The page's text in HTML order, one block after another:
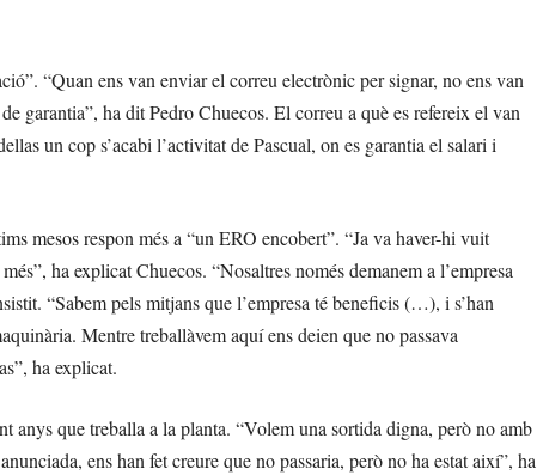
“Quan ens van enviar el correu electrònic per signar, no ens van
garantia”, ha dit Pedro Chuecos. El correu a què es refereix el van
un cop s’acabi l’activitat de Pascual, on es garantia el salari i
mesos respon més a “un ERO encobert”. “Ja va haver-hi vuit
ha explicat Chuecos. “Nosaltres només demanem a l’empresa
“Sabem pels mitjans que l’empresa té beneficis (…), i s’han
Mentre treballàvem aquí ens deien que no passava
ha explicat.
anys que treballa a la planta. “Volem una sortida digna, però no amb
ens han fet creure que no passaria, però no ha estat així”, ha